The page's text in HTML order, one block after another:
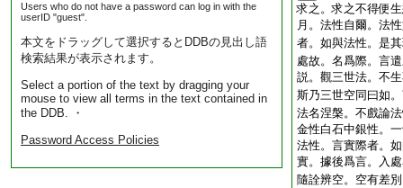
Users who do not have a password can log in with the
userID "guest".
本文をドラッグして選択するとDDBの見出し語
検索結果が表示されます。
Select a portion of the text by dragging your
mouse to view all terms in the text contained in
the DDB. ・
Password Access Policies
求之。求之不得便
月。法性自爾。法
者。如與法性。是
處故。名爲際。言
説。觀三世法。不
斯乃三世空同曰如
法名涅槃。不戲論
金性白石中銀性。
法性。言實際者。
實。據後爲言。入
隨詮辨空。空有差